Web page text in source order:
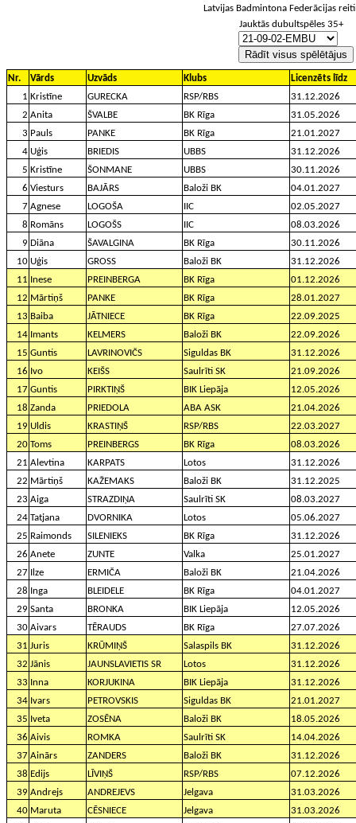
Nr. Vārds Uzvāds Klubs
Licenzēts līdz
1 Kristīne GURECKA RSP/RBS
31.12.2026
2 Anita ŠVALBE BK Rīga
31.05.2026
3 Pauls PANKE BK Rīga
21.01.2027
4 Uģis BRIEDIS UBBS
31.12.2026
5 Kristīne ŠONMANE UBBS
30.11.2026
6 Viesturs BAJĀRS Baloži BK
04.01.2027
7 Agnese LOGOŠA IIC
02.05.2027
8 Romāns LOGOŠS IIC
08.03.2026
9 Diāna ŠAVALGINA BK Rīga
30.11.2026
10 Uģis GROSS Baloži BK
31.12.2026
11 Inese PREINBERGA BK Rīga
01.12.2026
12 Mārtiņš PANKE BK Rīga
28.01.2027
13 Baiba JĀTNIECE BK Rīga
22.09.2025
14 Imants KELMERS Baloži BK
22.09.2026
15 Guntis LAVRINOVIČS Siguldas BK
31.12.2026
16 Ivo KEIŠS Saulrīti SK
21.09.2026
17 Guntis PIRKTIŅŠ BIK Liepāja
12.05.2026
18 Zanda PRIEDOLA ABA ASK
21.04.2026
19 Uldis KRASTIŅŠ RSP/RBS
22.03.2027
20 Toms PREINBERGS BK Rīga
08.03.2026
21 Alevtina KARPATS Lotos
31.12.2026
22 Mārtiņš KAŽEMAKS Baloži BK
31.12.2025
23 Aiga STRAZDIŅA Saulrīti SK
08.03.2027
24 Tatjana DVORNIKA Lotos
05.06.2027
25 Raimonds SILENIEKS BK Rīga
31.12.2026
26 Anete ZUNTE Valka
25.01.2027
27 Ilze ERMIČA Baloži BK
21.04.2026
28 Inga BLEIDELE BK Rīga
04.01.2027
29 Santa BRONKA BIK Liepāja
12.05.2026
30 Aivars TĒRAUDS BK Rīga
27.07.2026
31 Juris KRŪMIŅŠ Salaspils BK
31.12.2026
32 Jānis JAUNSLAVIETIS SR Lotos
31.12.2026
33 Inna KORJUKINA BIK Liepāja
31.12.2026
34 Ivars PETROVSKIS Siguldas BK
21.01.2027
35 Iveta ZOSĒNA Baloži BK
18.05.2026
36 Aivis ROMKA Saulrīti SK
14.04.2026
37 Ainārs ZANDERS Baloži BK
31.12.2026
38 Edijs LĪVIŅŠ RSP/RBS
07.12.2026
39 Andrejs ANDREJEVS Jelgava
31.03.2026
40 Maruta CĒSNIECE Jelgava
31.03.2026